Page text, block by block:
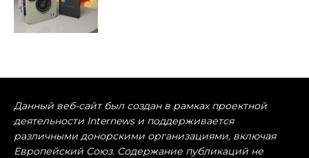
Данный веб-сайт был создан в рамках проектной
деятельности Internews и поддерживается
различными донорскими организациями, включая
Европейский Союз. Содержание публикаций не